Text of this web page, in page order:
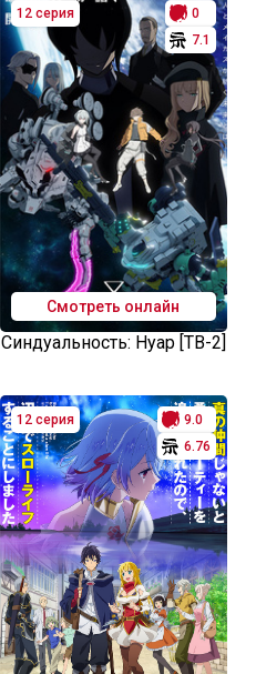
12 серия
0
7.1
Смотреть онлайн
Синдуальность: Нуар [ТВ-2]
12 серия
9.0
6.76